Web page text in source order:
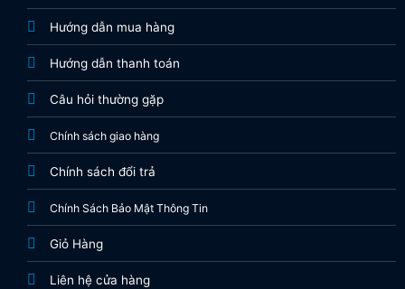
Hướng dẫn mua hàng
Hướng dẫn thanh toán
Câu hỏi thường gặp
Chính sách giao hàng
Chính sách đổi trả
Chính Sách Bảo Mật Thông Tin
Giỏ Hàng
Liên hệ cửa hàng